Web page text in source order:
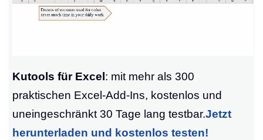
Kutools für Excel : mit mehr als 300
praktischen Excel-Add-Ins, kostenlos und
uneingeschränkt 30 Tage lang testbar.Jetzt
herunterladen und kostenlos testen!